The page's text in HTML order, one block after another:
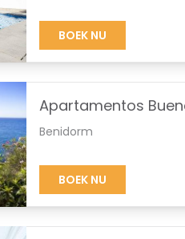
BOEK NU
Apartamentos
Benidorm
BOEK NU